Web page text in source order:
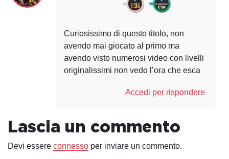
Curiosissimo di questo titolo, non
avendo mai giocato al primo ma
avendo visto numerosi video con livelli
originalissimi non vedo l’ora che esca
Accedi per rispondere
Lascia un commento
Devi essere connesso per inviare un commento.